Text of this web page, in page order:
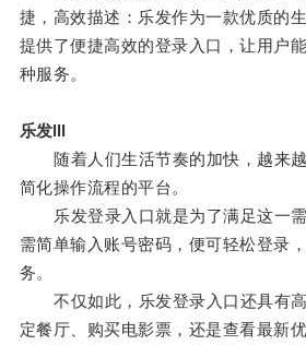
捷，高效描述：乐发作为一款优质的
提供了便捷高效的登录入口，让用户
种服务。
乐发lll
随着人们生活节奏的加快，越来越
简化操作流程的平台。
乐发登录入口就是为了满足这一需
需简单输入账号密码，便可轻松登录
务。
不仅如此，乐发登录入口还具有高
定餐厅、购买电影票，还是查看最新